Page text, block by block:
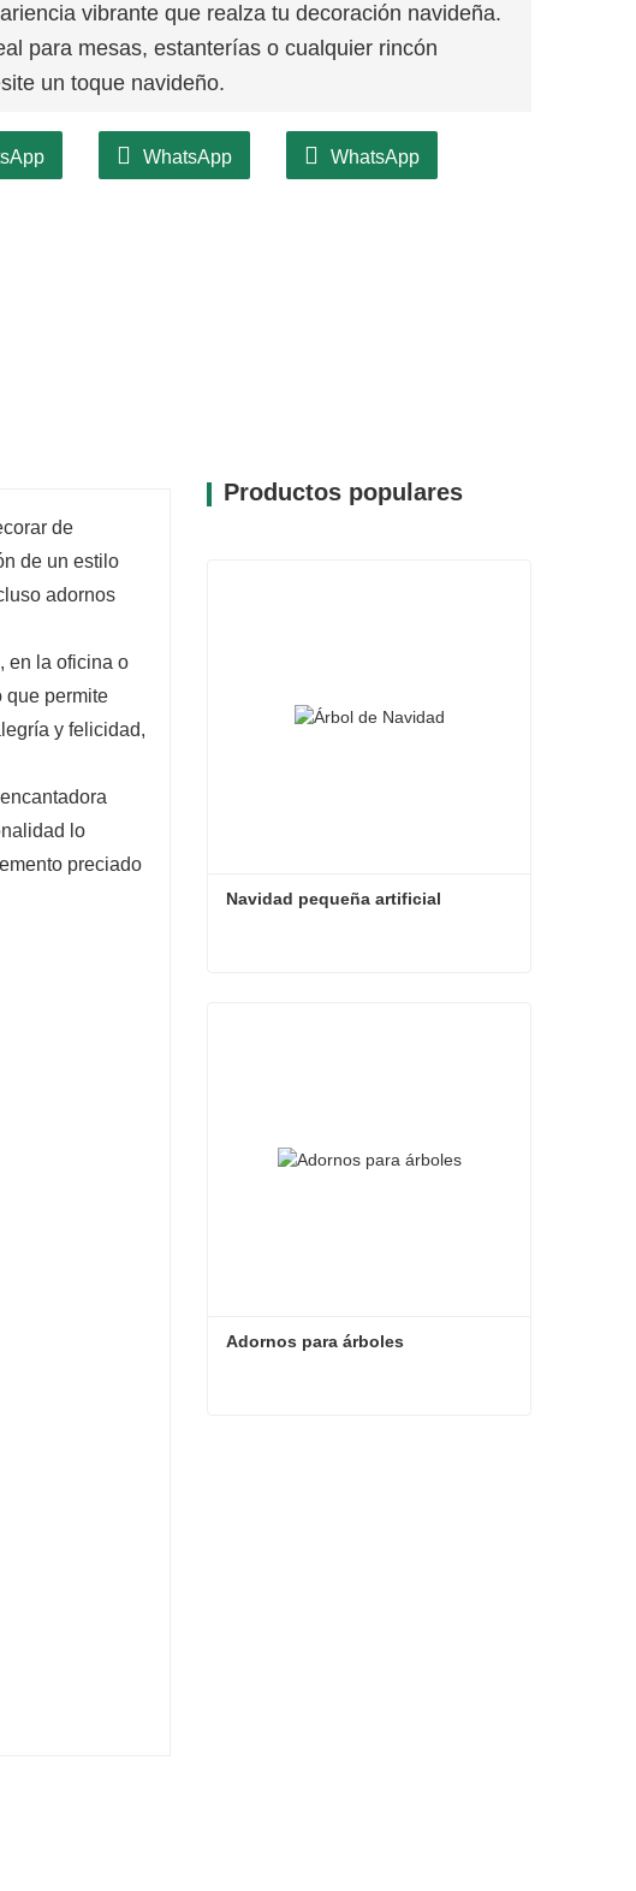
vibrante que realza tu decoración navideña.
para mesas, estanterías o cualquier rincón
un toque navideño.
WhatsApp WhatsApp
de
de un estilo
adornos
en la oficina o
que permite
y felicidad,
lo
preciado
Productos populares
Navidad pequeña artificial
Adornos para árboles